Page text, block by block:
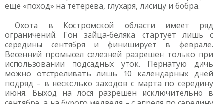
еще «поход» на тетерева, глухаря, лисицу и бобра.
Охота в Костромской области имеет ряд
ограничений. Гон зайца-беляка стартует лишь с
середины сентября и финиширует в феврале.
Весенний промысел селезней разрешен только при
использовании подсадных уток. Пернатую дичь
можно отстреливать лишь 10 календарных дней
подряд – в несколько заходов с марта по середину
июня. Выход на лося разрешен исключительно в